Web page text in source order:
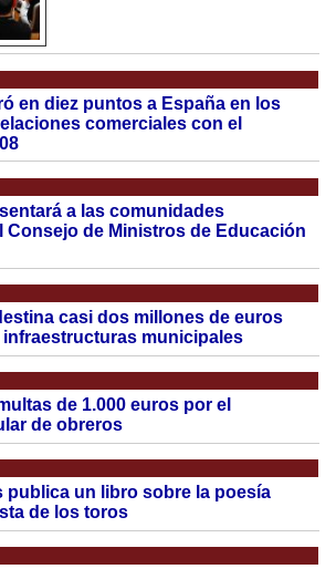
en diez puntos a España en los
comerciales con el
a las comunidades
Consejo de Ministros de Educación
casi dos millones de euros
infraestructuras municipales
de 1.000 euros por el
de obreros
publica un libro sobre la poesía
de los toros